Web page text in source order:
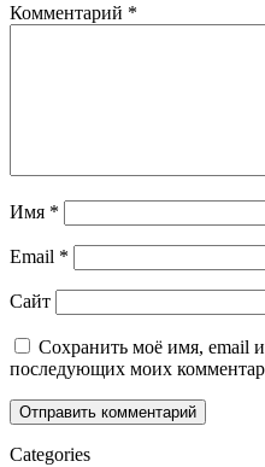
Комментарий *
Имя *
Email *
Сайт
Сохранить моё имя, email и
последующих моих
Categories